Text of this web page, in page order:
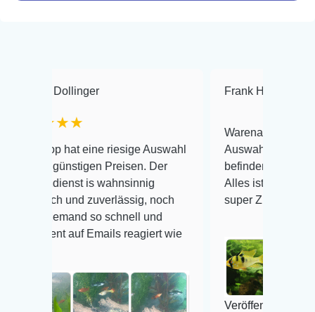
eine riesige Auswahl
Preisen. Der
is wahnsinnig
zuverlässig, noch
so schnell und
Emails reagiert wie
Frank Hackmayer
Warenanlieferung Top und die
Auswahl plus gesundheitliches
befinden der Fische
Alles ist quick lebendig und im
super Zustand. Gerne wieder
Veröffentlicht auf Google